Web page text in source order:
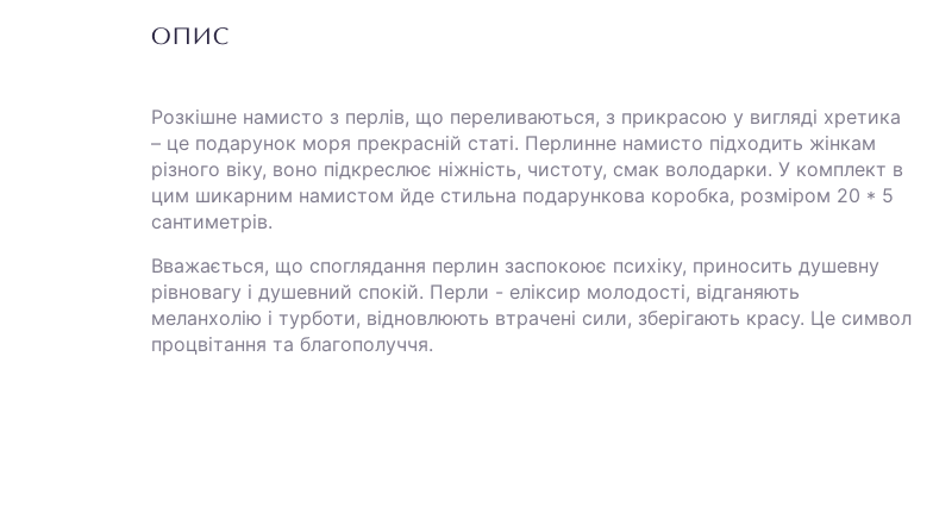
ОПИС
Розкішне намисто з перлів, що переливаються, з прикрасою у вигляді хретика
– це подарунок моря прекрасній статі. Перлинне намисто підходить жінкам
різного віку, воно підкреслює ніжність, чистоту, смак володарки. У комплект в
цим шикарним намистом йде стильна подарункова коробка, розміром 20 * 5
сантиметрів.
Вважається, що споглядання перлин заспокоює психіку, приносить душевну
рівновагу і душевний спокій. Перли - еліксир молодості, відганяють
меланхолію і турботи, відновлюють втрачені сили, зберігають красу. Це символ
процвітання та благополуччя.